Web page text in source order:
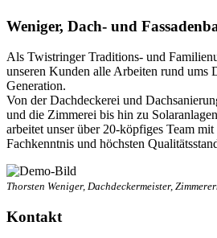
Weniger, Dach- und
Als Twistringer Traditions- und
unseren Kunden alle Arbeiten rund ums
Generation.
Von der Dachdeckerei und
und die Zimmerei bis hin zu
arbeitet unser über 20-köpfiges Team
Fachkenntnis und höchsten
Thorsten Weniger, Dachdeckermeister,
Kontakt